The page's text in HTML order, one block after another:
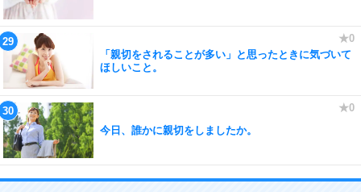
「親切をされることが多い」と思ったときに気づいて
ほしいこと。
今日、誰かに親切をしましたか。